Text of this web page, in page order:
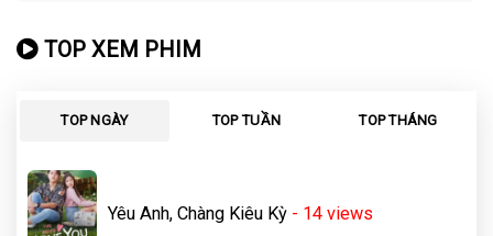
TOP XEM PHIM
TOP NGÀY TOP TUẦN TOP THÁNG
Yêu Anh, Chàng Kiêu Kỳ - 14views